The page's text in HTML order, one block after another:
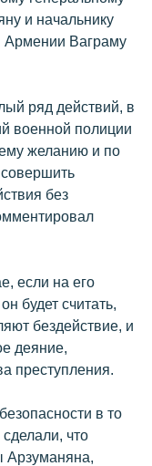
и начальнику
Армении Ваграму
ряд действий, в
военной полиции
желанию и по
без
если на его
будет считать,
бездействие, и
деяние,
преступления.
в то
что